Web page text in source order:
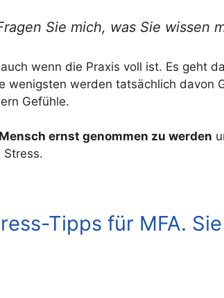
Sie mich, was Sie wissen
wenn die Praxis voll ist. Es geht
wenigsten werden tatsächlich davon
Gefühle.
ernst genommen zu werden
Tipps für MFA.